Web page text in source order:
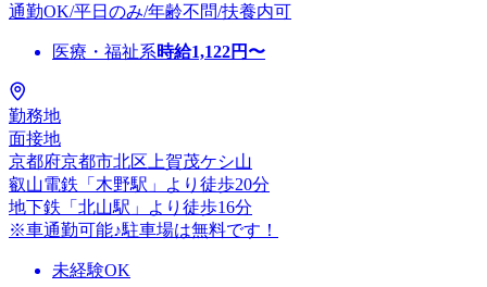
通勤OK/平日のみ/年齢不問/扶養内可
医療・福祉系時給1,122円〜
勤務地
面接地
京都府京都市北区上賀茂ケシ山
叡山電鉄「木野駅」より徒歩20分
地下鉄「北山駅」より徒歩16分
※車通勤可能♪駐車場は無料です！
未経験OK